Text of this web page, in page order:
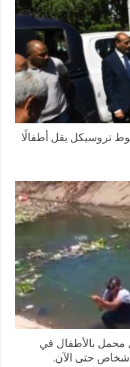
تروسيكل يقل أطفالًا
محمل بالأطفال في